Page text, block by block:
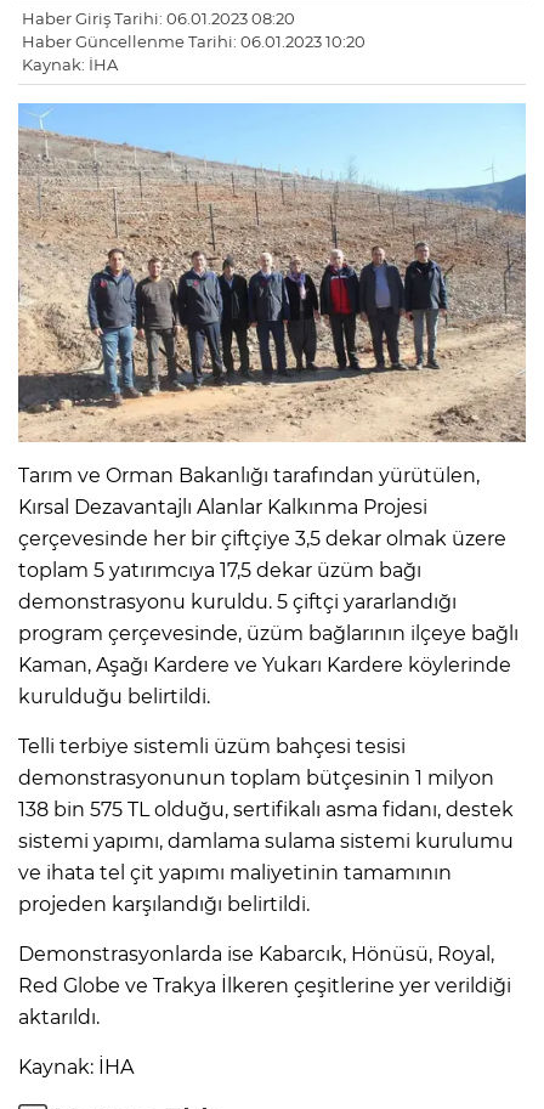
Haber Giriş Tarihi: 06.01.2023 08:20
Haber Güncellenme Tarihi: 06.01.2023 10:20
Kaynak: İHA
Tarım ve Orman Bakanlığı tarafından yürütülen,
Kırsal Dezavantajlı Alanlar Kalkınma Projesi
çerçevesinde her bir çiftçiye 3,5 dekar olmak üzere
toplam 5 yatırımcıya 17,5 dekar üzüm bağı
demonstrasyonu kuruldu. 5 çiftçi yararlandığı
program çerçevesinde, üzüm bağlarının ilçeye bağlı
Kaman, Aşağı Kardere ve Yukarı Kardere köylerinde
kurulduğu belirtildi.
Telli terbiye sistemli üzüm bahçesi tesisi
demonstrasyonunun toplam bütçesinin 1 milyon
138 bin 575 TL olduğu, sertifikalı asma fidanı, destek
sistemi yapımı, damlama sulama sistemi kurulumu
ve ihata tel çit yapımı maliyetinin tamamının
projeden karşılandığı belirtildi.
Demonstrasyonlarda ise Kabarcık, Hönüsü, Royal,
Red Globe ve Trakya İlkeren çeşitlerine yer verildiği
aktarıldı.
Kaynak: İHA